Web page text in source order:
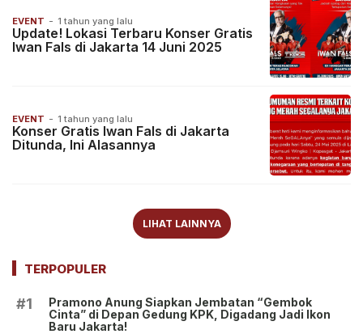
EVENT - 1 tahun yang lalu
Update! Lokasi Terbaru Konser Gratis
Iwan Fals di Jakarta 14 Juni 2025
EVENT - 1 tahun yang lalu
Konser Gratis Iwan Fals di Jakarta
Ditunda, Ini Alasannya
LIHAT LAINNYA
TERPOPULER
#1
Pramono Anung Siapkan Jembatan “Gembok
Cinta” di Depan Gedung KPK, Digadang Jadi Ikon
Baru Jakarta!